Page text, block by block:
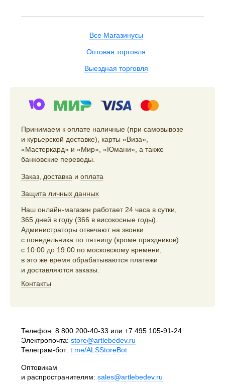
Все Магазинусы
Оптовая торговля
Выездная торговля
Принимаем к оплате наличные (при самовывозе
и курьерской доставке), карты «Виза»,
«Мастеркард» и «Мир», «Юмани», а также
банковские переводы.
Заказ доставка и оплата
Защита личных данных
Наш онлайн-магазин работает 24 часа в сутки,
365 дней в году (366 в високосные годы).
Администраторы отвечают на звонки
с понедельника по пятницу (кроме праздников)
с 10:00 до 19:00 по московскому времени,
в это же время обрабатываются платежи
и доставляются заказы.
Контакты
Телефон: 8 800 200-40-33 или +7 495 105-91-24
Электропочта: store@artlebedev.ru
Телеграм-бот: t.me/ALSStoreBot
Оптовикам
и распространителям: sales@artlebedev.ru